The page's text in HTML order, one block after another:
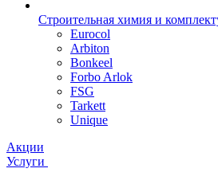
Строительная химия и
Eurocol
Arbiton
Bonkeel
Forbo Arlok
FSG
Tarkett
Unique
Акции
Услуги